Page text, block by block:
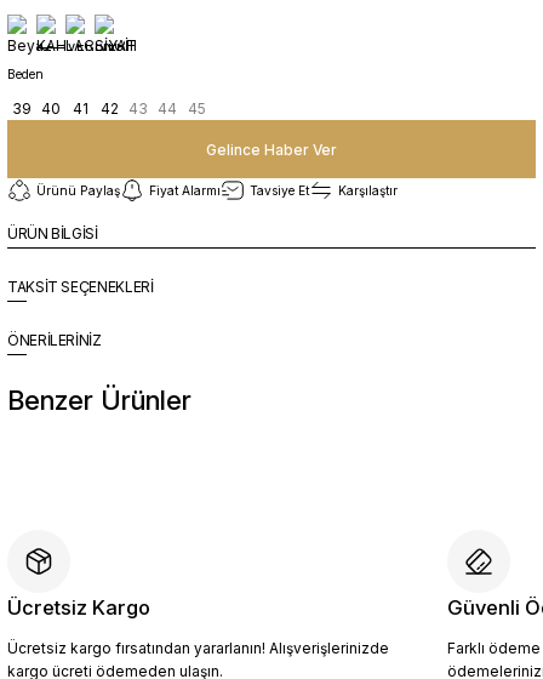
Beden
39 40 41 42 43 44 45
Gelince Haber Ver
Ürünü Paylaş Fiyat Alarmı Tavsiye Et Karşılaştır
ÜRÜN BİLGİSİ
TAKSİT SEÇENEKLERİ
ÖNERİLERİNİZ
Benzer Ürünler
5.849,10 TL
6.499,00 TL
Sepete Ekle
Ücretsiz Kargo
Ücretsiz kargo fırsatından yararlanın! Alışverişlerinizde
kargo ücreti ödemeden ulaşın.
Güvenli
Farklı